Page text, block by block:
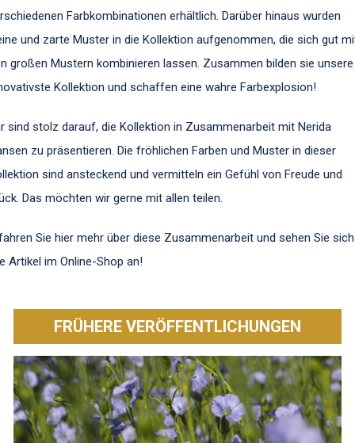
Farbkombinationen erhältlich. Darüber hinaus wurden
und zarte Muster in die Kollektion aufgenommen, die sich gut
großen Mustern kombinieren lassen. Zusammen bilden sie unsere
Kollektion und schaffen eine wahre Farbexplosion!
sind stolz darauf, die Kollektion in Zusammenarbeit mit Nerida
zu präsentieren. Die fröhlichen Farben und Muster in dieser
sind ansteckend und vermitteln ein Gefühl von Freude und
Das möchten wir gerne mit allen teilen.
Sie hier mehr über diese Zusammenarbeit und sehen Sie sich
Artikel im Online-Shop an!
FRÜHERE VERÖFFENTLICHUNGEN